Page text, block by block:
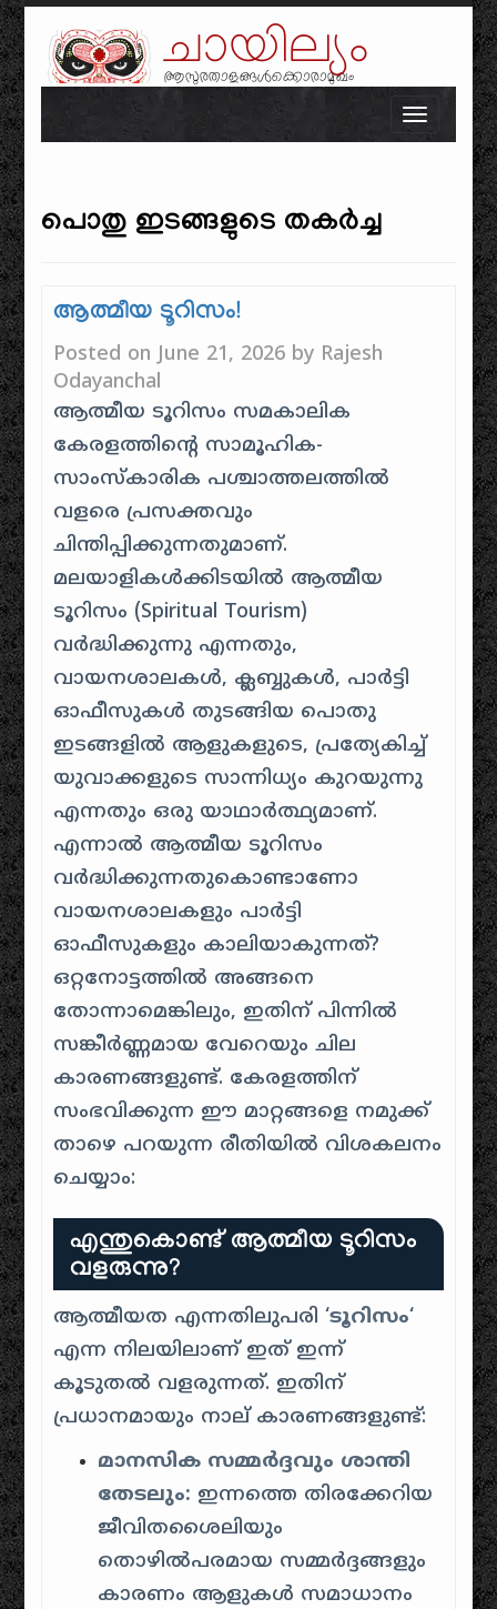
ചായില്യം
ആസുരതാളങ്ങൾക്കൊരാമുഖം
Skip to content
Toggle
പൊതു ഇടങ്ങളുടെ തകർച്ച
ആത്മീയ ടൂറിസം!
Posted on June 21, 2026 by Rajesh
Odayanchal
ആത്മീയ ടൂറിസം സമകാലിക
കേരളത്തിന്റെ സാമൂഹിക-
സാംസ്കാരിക പശ്ചാത്തലത്തിൽ
വളരെ പ്രസക്തവും
ചിന്തിപ്പിക്കുന്നതുമാണ്.
മലയാളികൾക്കിടയിൽ ആത്മീയ
ടൂറിസം (Spiritual Tourism)
വർദ്ധിക്കുന്നു എന്നതും,
വായനശാലകൾ, ക്ലബ്ബുകൾ, പാർട്ടി
ഓഫീസുകൾ തുടങ്ങിയ പൊതു
ഇടങ്ങളിൽ ആളുകളുടെ, പ്രത്യേകിച്ച്
യുവാക്കളുടെ സാന്നിധ്യം കുറയുന്നു
എന്നതും ഒരു യാഥാർത്ഥ്യമാണ്.
എന്നാൽ ആത്മീയ ടൂറിസം
വർദ്ധിക്കുന്നതുകൊണ്ടാണോ
വായനശാലകളും പാർട്ടി
ഓഫീസുകളും കാലിയാകുന്നത്?
ഒറ്റനോട്ടത്തിൽ അങ്ങനെ
തോന്നാമെങ്കിലും, ഇതിന് പിന്നിൽ
സങ്കീർണ്ണമായ വേറെയും ചില
കാരണങ്ങളുണ്ട്. കേരളത്തിന്
സംഭവിക്കുന്ന ഈ മാറ്റങ്ങളെ നമുക്ക്
താഴെ പറയുന്ന രീതിയിൽ വിശകലനം
ചെയ്യാം:
എന്തുകൊണ്ട് ആത്മീയ ടൂറിസം
വളരുന്നു?
ആത്മീയത എന്നതിലുപരി ‘ടൂറിസം‘
എന്ന നിലയിലാണ് ഇത് ഇന്ന്
കൂടുതൽ വളരുന്നത്. ഇതിന്
പ്രധാനമായും നാല് കാരണങ്ങളുണ്ട്:
മാനസിക സമ്മർദ്ദവും ശാന്തി
തേടലും: ഇന്നത്തെ തിരക്കേറിയ
ജീവിതശൈലിയും
തൊഴിൽപരമായ സമ്മർദ്ദങ്ങളും
കാരണം ആളുകൾ സമാധാനം